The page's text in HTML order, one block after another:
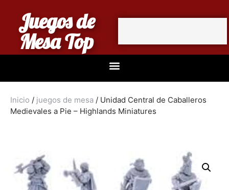
Juegos de
Mesa Top
Inicio / juegos de mesa / Unidad Central de Caballeros
Medievales a Pie – Highlands Miniatures